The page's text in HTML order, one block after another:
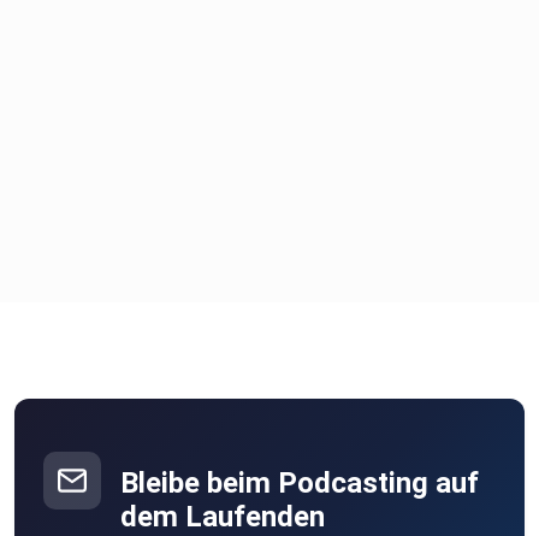
Bleibe beim Podcasting auf
dem Laufenden